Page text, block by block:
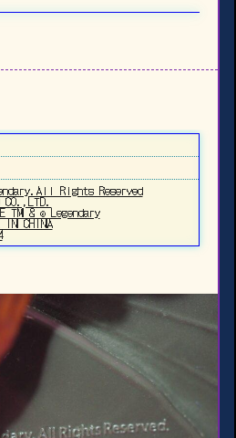
Rights Reserved
CO.,LTD.
TM & © Legendary
IN CHINA